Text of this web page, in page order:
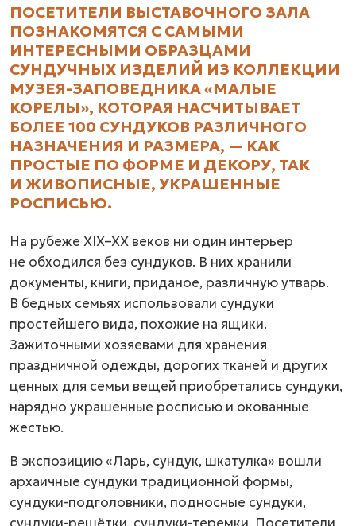
ПОСЕТИТЕЛИ ВЫСТАВОЧНОГО ЗАЛА
ПОЗНАКОМЯТСЯ С САМЫМИ
ИНТЕРЕСНЫМИ ОБРАЗЦАМИ
СУНДУЧНЫХ ИЗДЕЛИЙ ИЗ КОЛЛЕКЦИИ
МУЗЕЯ-ЗАПОВЕДНИКА «МАЛЫЕ
КОРЕЛЫ», КОТОРАЯ НАСЧИТЫВАЕТ
БОЛЕЕ 100 СУНДУКОВ РАЗЛИЧНОГО
НАЗНАЧЕНИЯ И РАЗМЕРА, — КАК
ПРОСТЫЕ ПО ФОРМЕ И ДЕКОРУ, ТАК
И ЖИВОПИСНЫЕ, УКРАШЕННЫЕ
РОСПИСЬЮ.
На рубеже XIX–XX веков ни один интерьер
не обходился без сундуков. В них хранили
документы, книги, приданое, различную утварь.
В бедных семьях использовали сундуки
простейшего вида, похожие на ящики.
Зажиточными хозяевами для хранения
праздничной одежды, дорогих тканей и других
ценных для семьи вещей приобретались сундуки,
нарядно украшенные росписью и окованные
жестью.
В экспозицию «Ларь, сундук, шкатулка» вошли
архаичные сундуки традиционной формы,
сундуки-подголовники, подносные сундуки,